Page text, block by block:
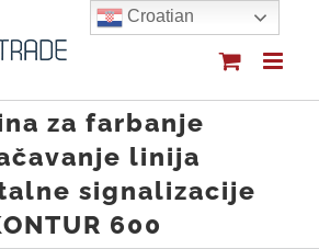
za farbanje
linija
signalizacije
600
Croatian